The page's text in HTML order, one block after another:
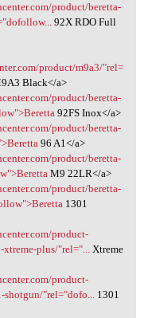
product/beretta-
92X RDO Full
product/m9a3/"rel=
Black</a>
product/beretta-
92FS Inox</a>
product/beretta-
96 A1</a>
product/beretta-
M9 22LR</a>
product/beretta-
1301
product-
xtreme-plus/"rel="...Xtreme
product-
shotgun/"rel="dofo...1301